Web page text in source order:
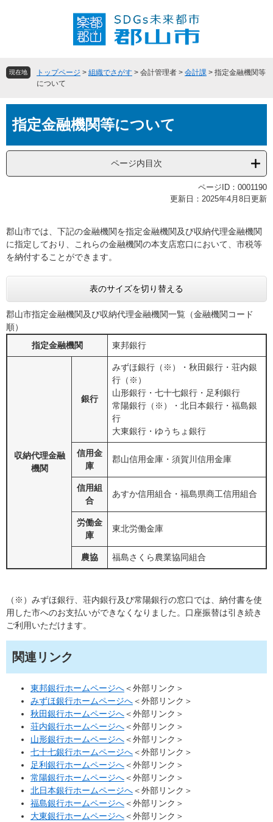
頭
飛
へ
現在地 トップページ > 組織でさがす > 会計管理者 > 会計課 > 指定金融機関等
について
文指定金融機関等について
ページ内目次
ページID：0001190
更新日：2025年4月8日更新
郡山市では、下記の金融機関を指定金融機関及び収納代理金融機関
に指定しており、これらの金融機関の本支店窓口において、市税等
を納付することができます。
表のサイズを切り替える
郡山市指定金融機関及び収納代理金融機関一覧（金融機関コード
順）
指定金融機関
東邦銀行
収納代理金融
機関
銀行
みずほ銀行（※）・秋田銀行・荘内銀
行（※）
山形銀行・七十七銀行・足利銀行
常陽銀行（※）・北日本銀行・福島銀
行
大東銀行・ゆうちょ銀行
信用金
庫
郡山信用金庫・須賀川信用金庫
信用組
合
あすか信用組合・福島県商工信用組合
労働金
庫
東北労働金庫
農協 福島さくら農業協同組合
（※）みずほ銀行、荘内銀行及び常陽銀行の窓口では、納付書を使
用した市へのお支払いができなくなりました。口座振替は引き続き
ご利用いただけます。
関連リンク
東邦銀行ホームページへ＜外部リンク＞
みずほ銀行ホームページへ＜外部リンク＞
秋田銀行ホームページへ＜外部リンク＞
荘内銀行ホームページへ＜外部リンク＞
山形銀行ホームページへ＜外部リンク＞
七十七銀行ホームページへ＜外部リンク＞
足利銀行ホームページへ＜外部リンク＞
常陽銀行ホームページへ＜外部リンク＞
北日本銀行ホームページへ＜外部リンク＞
福島銀行ホームページへ＜外部リンク＞
大東銀行ホームページへ＜外部リンク＞